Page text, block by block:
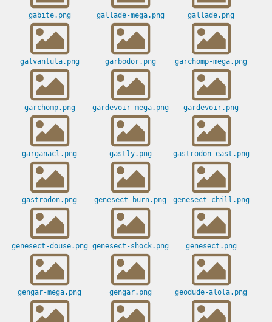
gabite.png gallade-mega.png gallade.png
galvantula.png garbodor.png garchomp-mega.png
garchomp.png gardevoir-mega.png gardevoir.png
garganacl.png gastly.png gastrodon-east.png
gastrodon.png genesect-burn.png genesect-chill.png
genesect-douse.png genesect-shock.png genesect.png
gengar-mega.png gengar.png geodude-alola.png